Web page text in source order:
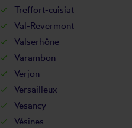
Treffort-cuisiat
Val-Revermont
Valserhône
Varambon
Verjon
Versailleux
Vesancy
Vésines